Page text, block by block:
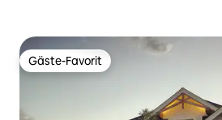
Gäste-Favorit
Gäste-Favorit